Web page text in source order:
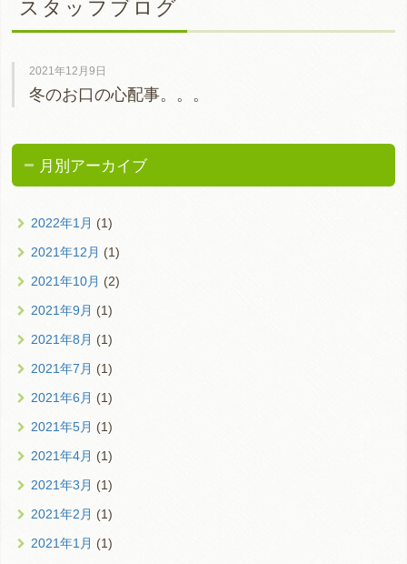
スタッフブログ
2021年12月9日
冬のお口の心配事。。。
月別アーカイブ
2022年1月 (1)
2021年12月 (1)
2021年10月 (2)
2021年9月 (1)
2021年8月 (1)
2021年7月 (1)
2021年6月 (1)
2021年5月 (1)
2021年4月 (1)
2021年3月 (1)
2021年2月 (1)
2021年1月 (1)